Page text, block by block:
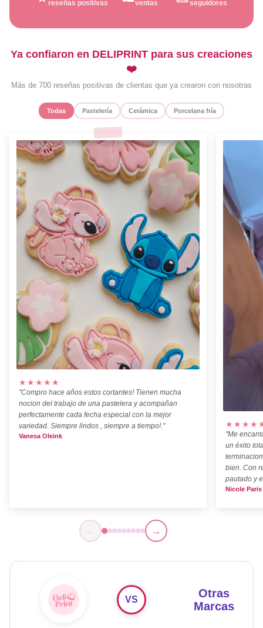
reseñas positivas ventas seguidores
Ya confiaron en DELIPRINT para sus creaciones
❤️
Más de 700 reseñas positivas de clientas que ya crearon con nosotras
Todas Pastelería Cerámica Porcelana fría
★★★★★
"Compro hace años estos cortantes! Tienen mucha
nocion del trabajo de una pastelera y acompañan
perfectamente cada fecha especial con la mejor
variedad. Siempre lindos , siempre a tiempo!."
Vanesa Oleink
"Me
un éxito
bien. Con
pautado y
Nicole Paris
← →
Otras
Marcas
VS